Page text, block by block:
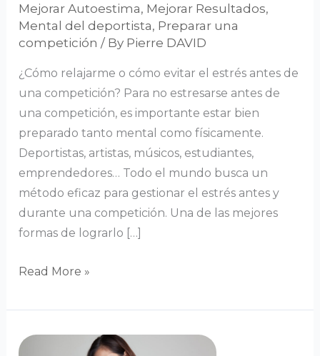
Mejorar Autoestima, Mejorar Resultados,
Mental del deportista, Preparar una
competición / By Pierre DAVID
¿Cómo relajarme o cómo evitar el estrés antes de
una competición? Para no estresarse antes de
una competición, es importante estar bien
preparado tanto mental como físicamente.
Deportistas, artistas, músicos, estudiantes,
emprendedores… Todo el mundo busca un
método eficaz para gestionar el estrés antes y
durante una competición. Una de las mejores
formas de lograrlo […]
Read More »
Presionarse